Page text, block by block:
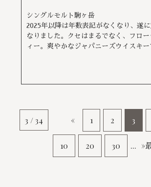
シングルモルト駒ヶ岳
2025年以降は年数表記がなくなり、遂
なりました。クセはまるでなく、フロ
ィー。爽やかなジャパニーズウイスキー
3 / 34 « 1 2 3
10 20 30 ... »